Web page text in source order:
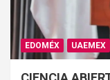
EDOMÉX UAEMEX